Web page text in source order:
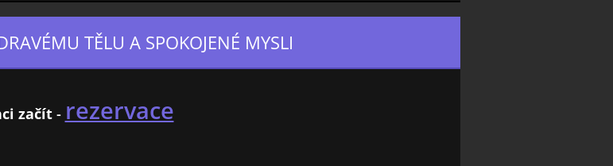
TĚLU A SPOKOJENÉ MYSLI
začít - rezervace